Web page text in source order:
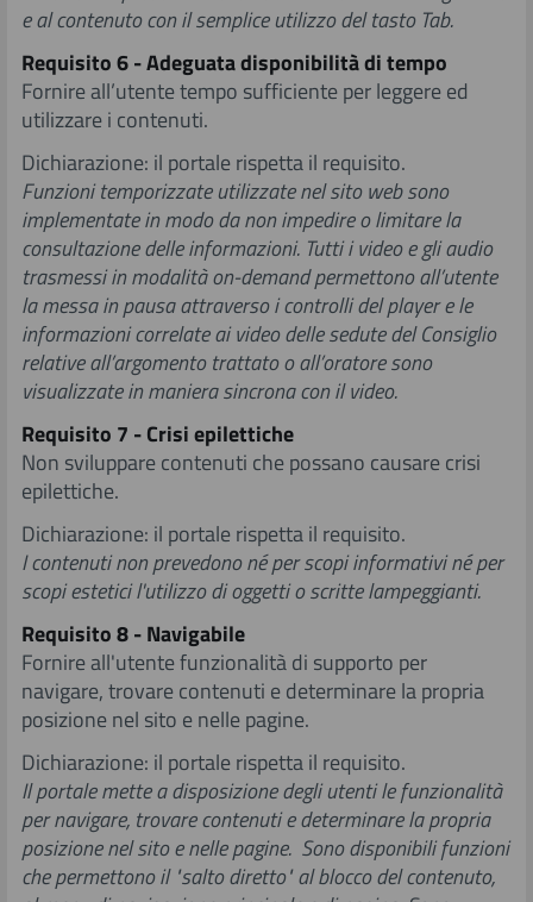
e al contenuto con il semplice utilizzo del tasto Tab.
Requisito 6 - Adeguata disponibilità di tempo
Fornire all’utente tempo sufficiente per leggere ed
utilizzare i contenuti.
Dichiarazione: il portale rispetta il requisito.
Funzioni temporizzate utilizzate nel sito web sono
implementate in modo da non impedire o limitare la
consultazione delle informazioni. Tutti i video e gli audio
trasmessi in modalità on-demand permettono all’utente
la messa in pausa attraverso i controlli del player e le
informazioni correlate ai video delle sedute del Consiglio
relative all’argomento trattato o all’oratore sono
visualizzate in maniera sincrona con il video.
Requisito 7 - Crisi epilettiche
Non sviluppare contenuti che possano causare crisi
epilettiche.
Dichiarazione: il portale rispetta il requisito.
I contenuti non prevedono né per scopi informativi né per
scopi estetici l'utilizzo di oggetti o scritte lampeggianti.
Requisito 8 - Navigabile
Fornire all'utente funzionalità di supporto per
navigare, trovare contenuti e determinare la propria
posizione nel sito e nelle pagine.
Dichiarazione: il portale rispetta il requisito.
Il portale mette a disposizione degli utenti le funzionalità
per navigare, trovare contenuti e determinare la propria
posizione nel sito e nelle pagine. Sono disponibili funzioni
che permettono il "salto diretto" al blocco del contenuto,